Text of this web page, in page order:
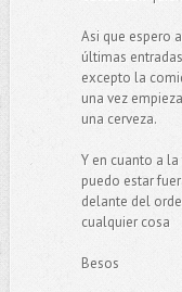
Asi que espero
últimas
excepto la
una vez
una cerveza.
Y en cuanto a
puedo estar
delante del
cualquier cosa
Besos